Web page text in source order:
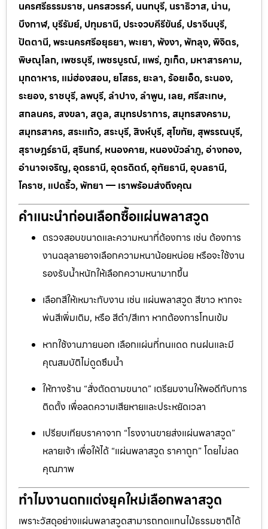
นครศรีธรรมราช, นครสวรรค์, นนทบุรี, นราธิวาส, น่าน,
บึงกาฬ, บุรีรัมย์, ปทุมธานี, ประจวบคีรีขันธ์, ปราจีนบุรี,
ปัตตานี, พระนครศรีอยุธยา, พะเยา, พังงา, พัทลุง, พิจิตร,
พิษณุโลก, เพชรบุรี, เพชรบูรณ์, แพร่, ภูเก็ต, มหาสารคาม,
มุกดาหาร, แม่ฮ่องสอน, ยโสธร, ยะลา, ร้อยเอ็ด, ระนอง,
ระยอง, ราชบุรี, ลพบุรี, ลำปาง, ลำพูน, เลย, ศรีสะเกษ,
สกลนคร, สงขลา, สตูล, สมุทรปราการ, สมุทรสงคราม,
สมุทรสาคร, สระแก้ว, สระบุรี, สิงห์บุรี, สุโขทัย, สุพรรณบุรี,
สุราษฎร์ธานี, สุรินทร์, หนองคาย, หนองบัวลำภู, อ่างทอง,
อำนาจเจริญ, อุดรธานี, อุตรดิตถ์, อุทัยธานี, อุบลธานี,
โคราช, แปดริ้ว, พัทยา — เราพร้อมส่งถึงคุณ
คำแนะนำก่อนเลือกซื้อแผ่นพลาสวูด
ตรวจสอบขนาดและความหนาที่ต้องการ เช่น ต้องการ
งานฉลุลายอาจเลือกความหนาน้อยหน่อย หรือจะใช้งาน
รองรับน้ำหนักให้เลือกความหนามากขึ้น
เลือกสีให้เหมาะกับงาน เช่น แผ่นพลาสวูด สีขาว หากจะ
พ่นสีเพิ่มเติม, หรือ สีดำ/สีเทา หากต้องการโทนเข้ม
หากใช้งานภายนอก เลือกแผ่นที่ทนแดด ทนฝนและมี
คุณสมบัติไม่ดูดซึมน้ำ
ให้ทางร้าน “สั่งตัดตามขนาด” เตรียมงานให้พอดีกับการ
ติดตั้ง เพื่อลดความเสียหายและประหยัดเวลา
เปรียบเทียบราคาจาก “โรงงานขายส่งแผ่นพลาสวูด”
หลายเจ้า เพื่อให้ได้ “แผ่นพลาสวูด ราคาถูก” โดยไม่ลด
คุณภาพ
ทำไมงานตกแต่งยุคใหม่เลือกพลาสวูด
เพราะวัสดุอย่างแผ่นพลาสวูดสามารถทดแทนไม้ธรรมชาติได้